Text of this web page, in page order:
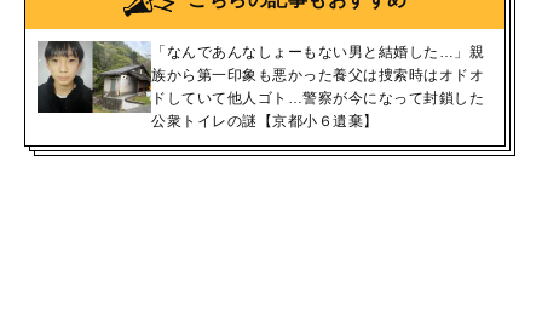
「なんであんなしょーもない男と結婚した…」親
族から第一印象も悪かった養父は捜索時はオドオ
ドしていて他人ゴト…警察が今になって封鎖した
公衆トイレの謎【京都小６遺棄】